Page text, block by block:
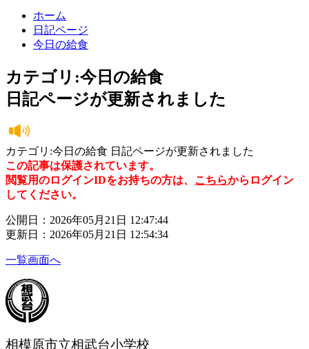
ホーム
日記ページ
今日の給食
カテゴリ:今日の給食
日記ページが更新されました
カテゴリ:今日の給食 日記ページが更新されました
この記事は保護されています。
閲覧用のログインIDをお持ちの方は、 こちらからログイン
してください。
公開日：2026年05月21日 12:47:44
更新日：2026年05月21日 12:54:34
一覧画面へ
相模原市立相武台小学校